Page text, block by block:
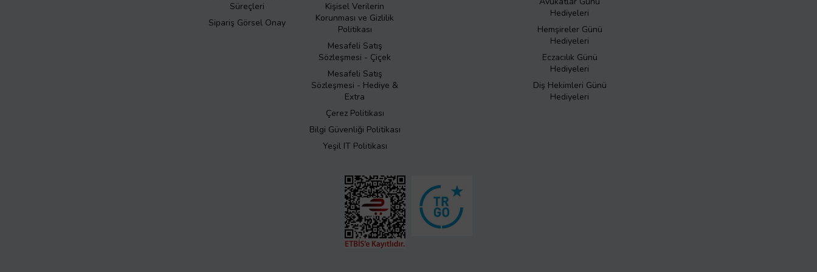
Süreçleri
Sipariş Görsel Onay
Kişisel Verilerin
Korunması ve Gizlilik
Politikası
Mesafeli Satış
Sözleşmesi - Çiçek
Mesafeli Satış
Sözleşmesi - Hediye &
Extra
Çerez Politikası
Bilgi Güvenliği Politikası
Yeşil IT Politikası
Hediyeleri
Hemşireler Günü
Hediyeleri
Eczacılık Günü
Hediyeleri
Diş Hekimleri Günü
Hediyeleri